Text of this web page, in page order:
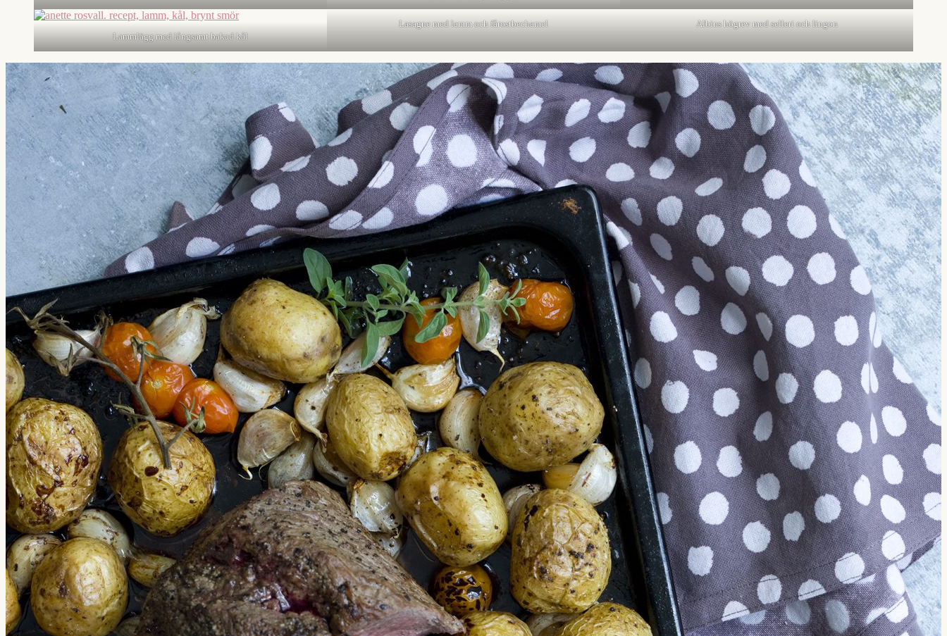
Lammlägg med långsamt bakad kål
Lasagne med lamm och fårostbechamel Albins högrev med selleri och lingon